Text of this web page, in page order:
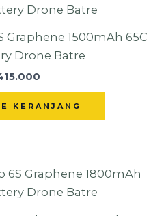
Graphene 1500mAh 65C
Drone Batre
KERANJANG